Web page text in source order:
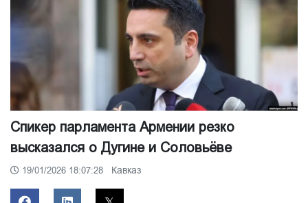
Спикер парламента Армении резко
высказался о Дугине и Соловьёве
19/01/2026 18:07:28 Кавказ